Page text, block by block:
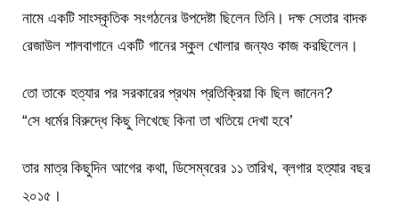
নামে একটি সাংস্কৃতিক সংগঠনের উপদেষ্টা ছিলেন তিনি। দক্ষ সেতার বাদক
রেজাউল শালবাগানে একটি গানের স্কুল খোলার জন্যও কাজ করছিলেন।
তো তাকে হত্যার পর সরকারের প্রথম প্রতিক্রিয়া কি ছিল জানেন?
“সে ধর্মের বিরুদ্ধে কিছু লিখেছে কিনা তা খতিয়ে দেখা হবে’
তার মাত্র কিছুদিন আগের কথা, ডিসেম্বরের ১১ তারিখ, ব্লগার হত্যার বছর
২০১৫।